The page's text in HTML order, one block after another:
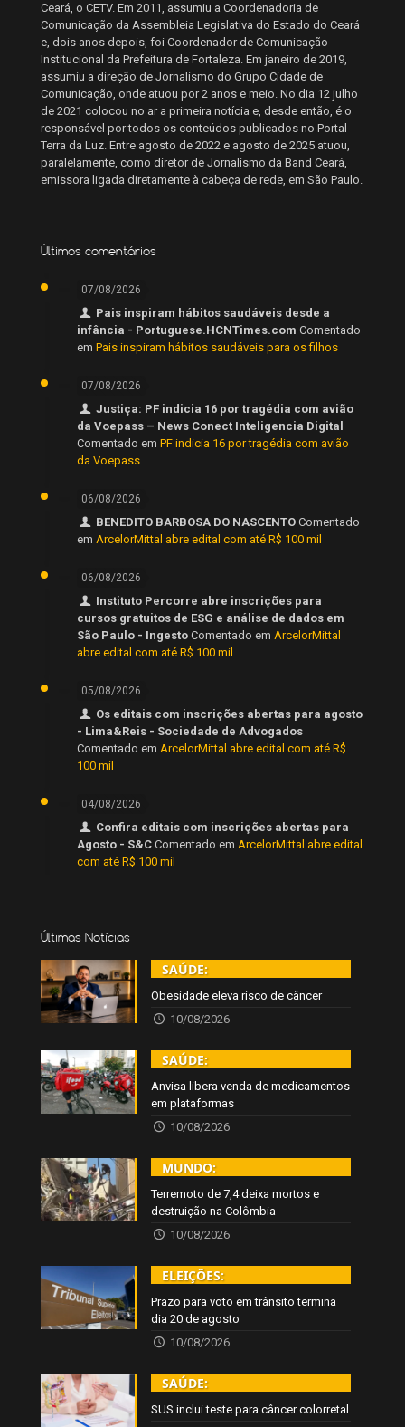
Ceará, o CETV. Em 2011, assumiu a Coordenadoria de
Comunicação da Assembleia Legislativa do Estado do Ceará
e, dois anos depois, foi Coordenador de Comunicação
Institucional da Prefeitura de Fortaleza. Em janeiro de 2019,
assumiu a direção de Jornalismo do Grupo Cidade de
Comunicação, onde atuou por 2 anos e meio. No dia 12 julho
de 2021 colocou no ar a primeira notícia e, desde então, é o
responsável por todos os conteúdos publicados no Portal
Terra da Luz. Entre agosto de 2022 e agosto de 2025 atuou,
paralelamente, como diretor de Jornalismo da Band Ceará,
emissora ligada diretamente à cabeça de rede, em São Paulo.
Últimos comentários
07/08/2026
Pais inspiram hábitos saudáveis desde a
infância - Portuguese.HCNTimes.com Comentado
em Pais inspiram hábitos saudáveis para os filhos
07/08/2026
Justiça: PF indicia 16 por tragédia com avião
da Voepass – News Conect Inteligencia Digital
Comentado em PF indicia 16 por tragédia com avião
da Voepass
06/08/2026
BENEDITO BARBOSA DO NASCENTO Comentado
em ArcelorMittal abre edital com até R$ 100 mil
06/08/2026
Instituto Percorre abre inscrições para
cursos gratuitos de ESG e análise de dados em
São Paulo - Ingesto Comentado em ArcelorMittal
abre edital com até R$ 100 mil
05/08/2026
Os editais com inscrições abertas para agosto
- Lima&Reis - Sociedade de Advogados
Comentado em ArcelorMittal abre edital com até R$
100 mil
04/08/2026
Confira editais com inscrições abertas para
Agosto - S&C Comentado em ArcelorMittal abre edital
com até R$ 100 mil
Últimas Notícias
SAÚDE:
Obesidade eleva risco de câncer
10/08/2026
SAÚDE:
Anvisa libera venda de medicamentos
em plataformas
10/08/2026
MUNDO:
Terremoto de 7,4 deixa mortos e
destruição na Colômbia
10/08/2026
ELEIÇÕES:
Prazo para voto em trânsito termina
dia 20 de agosto
10/08/2026
SAÚDE:
SUS inclui teste para câncer colorretal